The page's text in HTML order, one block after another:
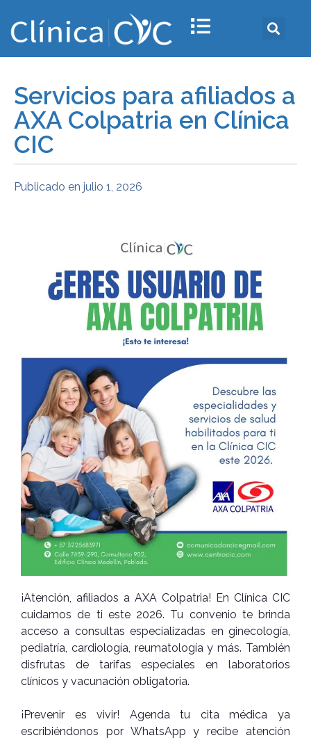
Servicios para afiliados a
AXA Colpatria en Clínica
CIC
Publicado en julio 1, 2026
¡Atención, afiliados a AXA Colpatria! En Clínica CIC
cuidamos de ti este 2026. Tu convenio te brinda
acceso a consultas especializadas en ginecología,
pediatría, cardiología, reumatología y más. También
disfrutas de tarifas especiales en laboratorios
clínicos y vacunación obligatoria.
¡Prevenir es vivir! Agenda tu cita médica ya
escribiéndonos por WhatsApp y recibe atención